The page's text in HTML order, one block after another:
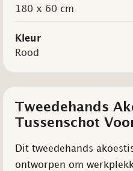
180 x 60 cm
Kleur
Rood
Tweedehands
Tussenschot
Dit tweedehands
ontworpen om